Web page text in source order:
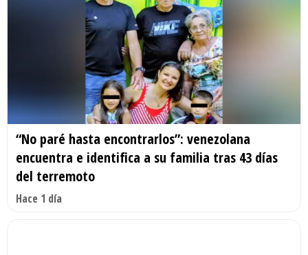
“No paré hasta encontrarlos”: venezolana
encuentra e identifica a su familia tras 43 días
del terremoto
Hace 1 día